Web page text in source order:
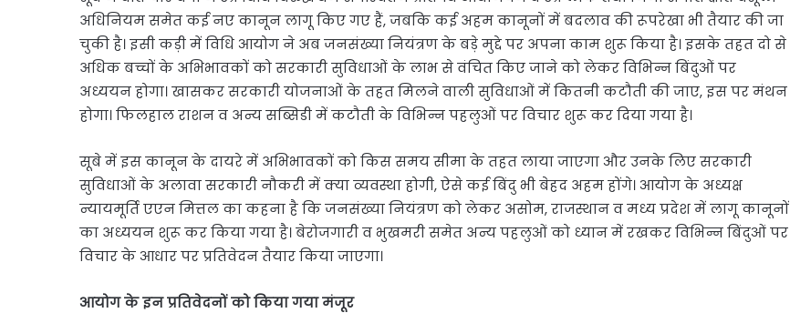
अधिनियम समेत कई नए कानून लागू किए गए हैं, जबकि कई अहम कानूनों में बदलाव की रूपरेखा भी तैयार की जा
चुकी है। इसी कड़ी में विधि आयोग ने अब जनसंख्या नियंत्रण के बड़े मुद्दे पर अपना काम शुरू किया है। इसके तहत दो से
अधिक बच्चों के अभिभावकों को सरकारी सुविधाओं के लाभ से वंचित किए जाने को लेकर विभिन्न बि‍ंदुओं पर
अध्ययन होगा। खासकर सरकारी योजनाओं के तहत मिलने वाली सुविधाओं में कितनी कटौती की जाए, इस पर मंथन
होगा। फिलहाल राशन व अन्य सब्सिडी में कटौती के विभिन्न पहलुओं पर विचार शुरू कर दिया गया है।
सूबे में इस कानून के दायरे में अभिभावकों को किस समय सीमा के तहत लाया जाएगा और उनके लिए सरकारी
सुविधाओं के अलावा सरकारी नौकरी में क्या व्यवस्था होगी, ऐसे कई बि‍ंदु भी बेहद अहम होंगे। आयोग के अध्यक्ष
न्यायमूर्ति एएन मित्तल का कहना है कि जनसंख्या नियंत्रण को लेकर असोम, राजस्थान व मध्य प्रदेश में लागू कानूनों
का अध्ययन शुरू कर किया गया है। बेरोजगारी व भुखमरी समेत अन्य पहलुओं को ध्यान में रखकर विभिन्न बि‍ंदुओं पर
विचार के आधार पर प्रतिवेदन तैयार किया जाएगा।
आयोग के इन प्रतिवेदनों को किया गया मंजूर